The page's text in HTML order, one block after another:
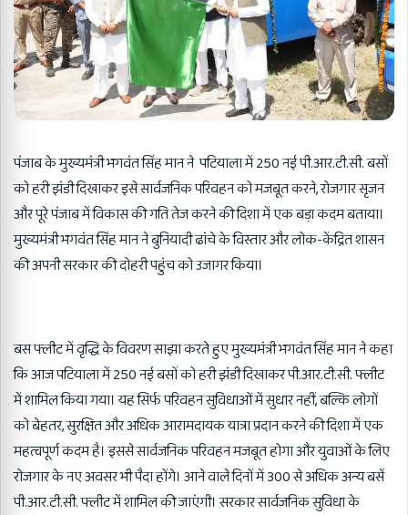
पंजाब के मुख्यमंत्री भगवंत सिंह मान ने पटियाला में 250 नई पी.आर.टी.सी. बसों
को हरी झंडी दिखाकर इसे सार्वजनिक परिवहन को मजबूत करने, रोजगार सृजन
और पूरे पंजाब में विकास की गति तेज करने की दिशा में एक बड़ा कदम बताया।
मुख्यमंत्री भगवंत सिंह मान ने बुनियादी ढांचे के विस्तार और लोक-केंद्रित शासन
की अपनी सरकार की दोहरी पहुंच को उजागर किया।
बस फ्लीट में वृद्धि के विवरण साझा करते हुए मुख्यमंत्री भगवंत सिंह मान ने कहा
कि आज पटियाला में 250 नई बसों को हरी झंडी दिखाकर पी.आर.टी.सी. फ्लीट
में शामिल किया गया। यह सिर्फ परिवहन सुविधाओं में सुधार नहीं, बल्कि लोगों
को बेहतर, सुरक्षित और अधिक आरामदायक यात्रा प्रदान करने की दिशा में एक
महत्वपूर्ण कदम है। इससे सार्वजनिक परिवहन मजबूत होगा और युवाओं के लिए
रोजगार के नए अवसर भी पैदा होंगे। आने वाले दिनों में 300 से अधिक अन्य बसें
पी.आर.टी.सी. फ्लीट में शामिल की जाएंगी। सरकार सार्वजनिक सुविधा के